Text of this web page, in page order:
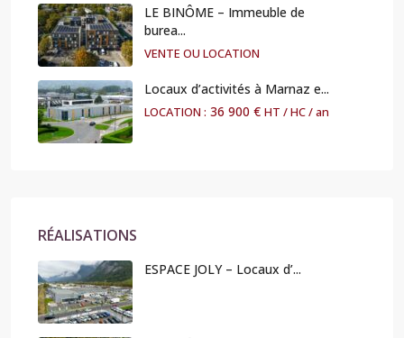
LE BINÔME – Immeuble de
burea...
VENTE OU LOCATION
Locaux d’activités à Marnaz e...
LOCATION : 36 900 € HT / HC / an
RÉALISATIONS
ESPACE JOLY – Locaux d’...